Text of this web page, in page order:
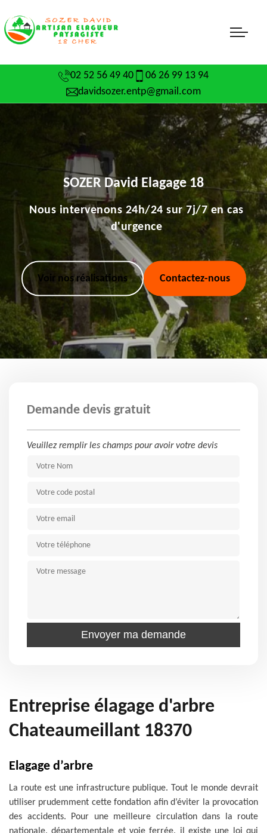
02 52 56 49 40
06 26 99 13 94
davidsozer.entp@gmail.com
SOZER David Elagage 18
Nous intervenons 24h/24 sur 7j/7 en cas
d'urgence
Voir nos réalisations Contactez-nous
Demande devis gratuit
Veuillez remplir les champs pour avoir votre devis
Entreprise élagage d'arbre
Chateaumeillant 18370
Elagage d’arbre
La route est une infrastructure publique. Tout le monde devrait
utiliser prudemment cette fondation afin d’éviter la provocation
des accidents. Pour une meilleure circulation dans la route